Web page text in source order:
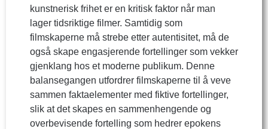
kunstnerisk frihet er en kritisk faktor når man
lager tidsriktige filmer. Samtidig som
filmskaperne må strebe etter autentisitet, må de
også skape engasjerende fortellinger som vekker
gjenklang hos et moderne publikum. Denne
balansegangen utfordrer filmskaperne til å veve
sammen faktaelementer med fiktive fortellinger,
slik at det skapes en sammenhengende og
overbevisende fortelling som hedrer epokens